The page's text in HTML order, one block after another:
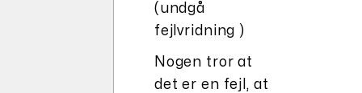
(undgå
fejlvridning )
Nogen tror at
det er en fejl, at